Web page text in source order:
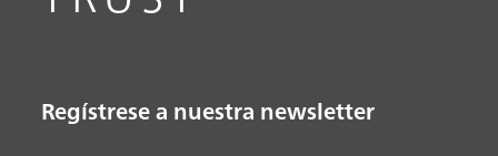
Regístrese a nuestra newsletter